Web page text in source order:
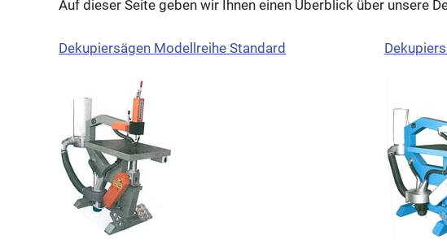
Auf dieser Seite geben wir Ihnen einen Überblick über unsere
Dekupiersägen Modellreihe Standard